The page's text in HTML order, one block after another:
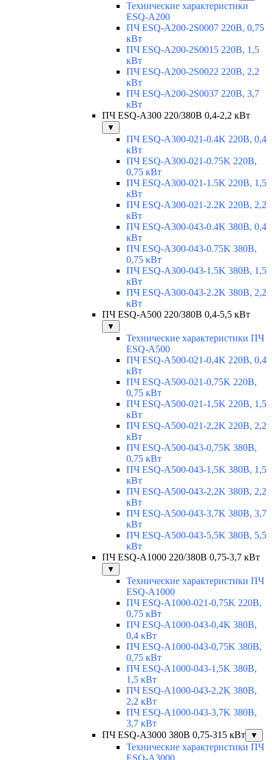
Технические характеристики
ESQ-A200
ПЧ ESQ-A200-2S0007 220В, 0,75
кВт
ПЧ ESQ-A200-2S0015 220В, 1,5
кВт
ПЧ ESQ-A200-2S0022 220В, 2,2
кВт
ПЧ ESQ-A200-2S0037 220В, 3,7
кВт
ПЧ ESQ-A300 220/380В 0,4-2,2 кВт
▼
ПЧ ESQ-A300-021-0.4K 220В, 0,4
кВт
ПЧ ESQ-A300-021-0.75K 220В,
0,75 кВт
ПЧ ESQ-A300-021-1.5K 220В, 1,5
кВт
ПЧ ESQ-A300-021-2.2K 220В, 2,2
кВт
ПЧ ESQ-A300-043-0.4K 380В, 0,4
кВт
ПЧ ESQ-A300-043-0.75K 380В,
0,75 кВт
ПЧ ESQ-A300-043-1.5K 380В, 1,5
кВт
ПЧ ESQ-A300-043-2.2K 380В, 2,2
кВт
ПЧ ESQ-A500 220/380В 0,4-5,5 кВт
▼
Технические характеристики ПЧ
ESQ-A500
ПЧ ESQ-A500-021-0,4K 220В, 0,4
кВт
ПЧ ESQ-A500-021-0,75K 220В,
0,75 кВт
ПЧ ESQ-A500-021-1,5K 220В, 1,5
кВт
ПЧ ESQ-A500-021-2,2K 220В, 2,2
кВт
ПЧ ESQ-A500-043-0,75K 380В,
0,75 кВт
ПЧ ESQ-A500-043-1,5K 380В, 1,5
кВт
ПЧ ESQ-A500-043-2,2K 380В, 2,2
кВт
ПЧ ESQ-A500-043-3,7K 380В, 3,7
кВт
ПЧ ESQ-A500-043-5,5K 380В, 5,5
кВт
ПЧ ESQ-A1000 220/380В 0,75-3,7 кВт
▼
Технические характеристики ПЧ
ESQ-A1000
ПЧ ESQ-A1000-021-0,75K 220В,
0,75 кВт
ПЧ ESQ-A1000-043-0,4K 380В,
0,4 кВт
ПЧ ESQ-A1000-043-0,75K 380В,
0,75 кВт
ПЧ ESQ-A1000-043-1,5K 380В,
1,5 кВт
ПЧ ESQ-A1000-043-2,2K 380В,
2,2 кВт
ПЧ ESQ-A1000-043-3,7K 380В,
3,7 кВт
ПЧ ESQ-A3000 380В 0,75-315 кВт
▼
Технические характеристики ПЧ